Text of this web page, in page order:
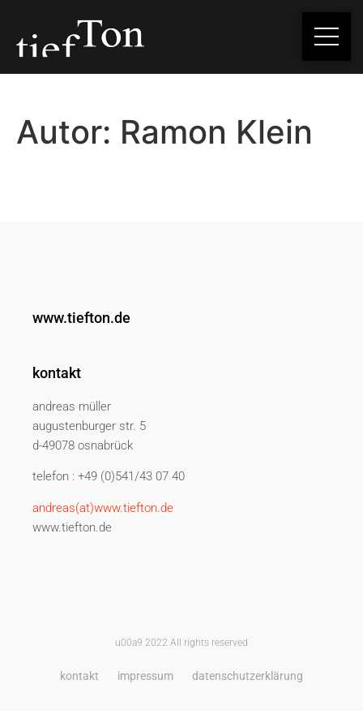
Autor: Ramon Klein
www.tiefton.de
kontakt
andreas müller
augustenburger str. 5
d-49078 osnabrück
telefon : +49 (0)541/43 07 40
andreas(at)www.tiefton.de
www.tiefton.de
u00a9 2022 All rights reserved
kontakt impressum datenschutzerklärung